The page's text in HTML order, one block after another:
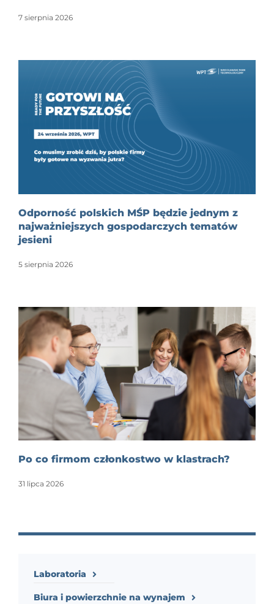
7 sierpnia 2026
Odporność polskich MŚP będzie jednym z
najważniejszych gospodarczych tematów
jesieni
5 sierpnia 2026
Po co firmom członkostwo w klastrach?
31 lipca 2026
Laboratoria
Biura i powierzchnie na wynajem